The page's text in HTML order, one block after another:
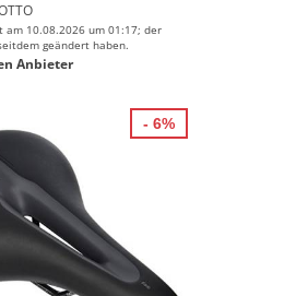
10.08.2026 um 01:17; der
geändert haben.
Anbieter
- 6%